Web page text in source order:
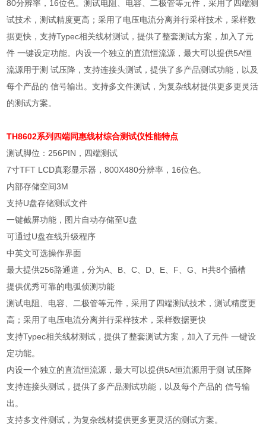
80分辨率， 16位色。测试电阻、电容、二极管等元件，采用了四端测
试技术，测试精度更高；采用了电压电流分离并行采样技术，采样数
据更快，支持Typec相关线材测试，提供了整套测试方案，加入了元
件 一键设定功能。内设一个独立的直流恒流源，最大可以提供5A恒
流源用于测 试压降，支持连接头测试，提供了多产品测试功能，以及
每个产品的 信号输出。支持多文件测试，为复杂线材提供更多更灵活
的测试方案。
TH8602系列四端同惠线材综合测试仪性能特点
测试脚位： 256PIN ，四端测试
7寸TFT LCD真彩显示器，800X480分辨率， 16位色。
内部存储空间3M
支持U盘存储测试文件
一键截屏功能，图片自动存储至U盘
可通过U盘在线升级程序
中英文可选操作界面
最大提供256路通道，分为A B 、C D E F 、G H共8个插槽
提供优秀可靠的电弧侦测功能
测试电阻、电容、二极管等元件，采用了四端测试技术，测试精度更
高；采用了电压电流分离并行采样技术，采样数据更快
支持Typec相关线材测试，提供了整套测试方案，加入了元件 一键设
定功能。
内设一个独立的直流恒流源，最大可以提供5A恒流源用于测 试压降
支持连接头测试，提供了多产品测试功能，以及每个产品的 信号输
出。
支持多文件测试，为复杂线材提供更多更灵活的测试方案。